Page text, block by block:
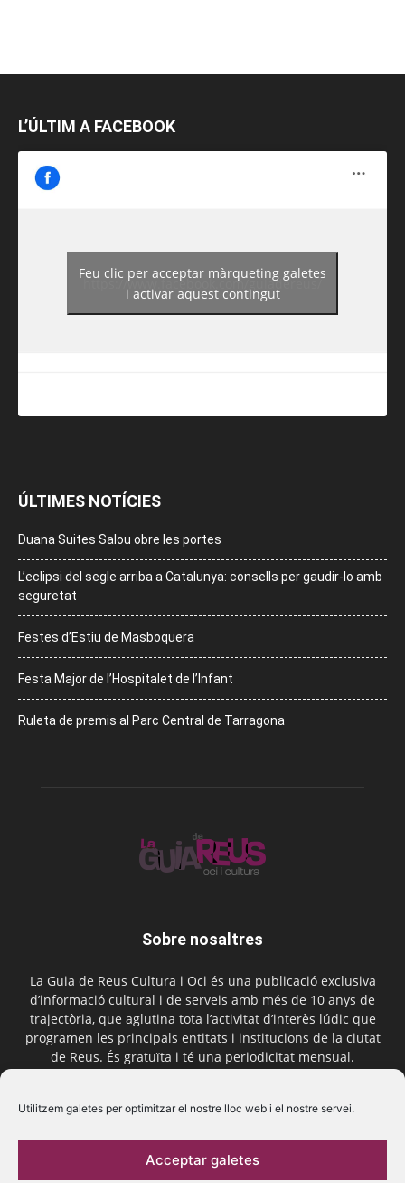
Utilitzem galetes per optimitzar el nostre lloc web i el nostre servei.
Acceptar galetes
L’ÚLTIM A FACEBOOK
https://www.facebook.com/guiadereus/
Feu clic per acceptar màrqueting galetes
i activar aquest contingut
ÚLTIMES NOTÍCIES
Duana Suites Salou obre les portes
L’eclipsi del segle arriba a Catalunya: consells per gaudir-lo amb
seguretat
Festes d’Estiu de Masboquera
Festa Major de l’Hospitalet de l’Infant
Ruleta de premis al Parc Central de Tarragona
Sobre nosaltres
La Guia de Reus Cultura i Oci és una publicació exclusiva
d’informació cultural i de serveis amb més de 10 anys de
trajectòria, que aglutina tota l’activitat d’interès lúdic que
programen les principals entitats i institucions de la ciutat
de Reus. És gratuïta i té una periodicitat mensual.
Segueix-nos